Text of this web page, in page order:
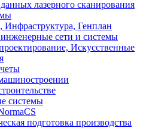
лазерного сканирования
Инфраструктура, Генплан
сети и системы
Искусственные
системы
подготовка производства